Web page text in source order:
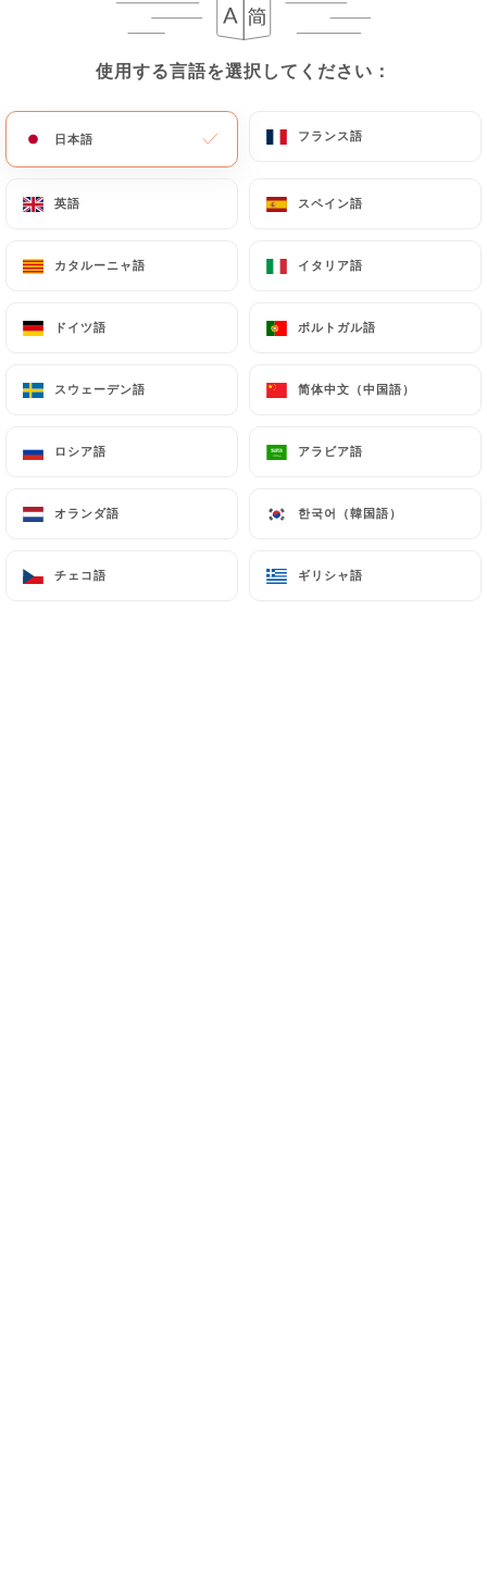
使用する言語を選択してください：
日本語 フランス語
英語 スペイン語
カタルーニャ語 イタリア語
ドイツ語 ポルトガル語
スウェーデン語 简体中文（中国語）
ロシア語 アラビア語
オランダ語 한국어（韓国語）
チェコ語 ギリシャ語
使用する言語を選択してください：
日本語 フランス語
英語 スペイン語
カタルーニャ語 イタリア語
ドイツ語 ポルトガル語
スウェーデン語 简体中文（中国語）
ロシア語 アラビア語
オランダ語 한국어（韓国語）
チェコ語 ギリシャ語